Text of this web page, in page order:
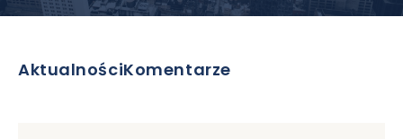
AktualnościKomentarze